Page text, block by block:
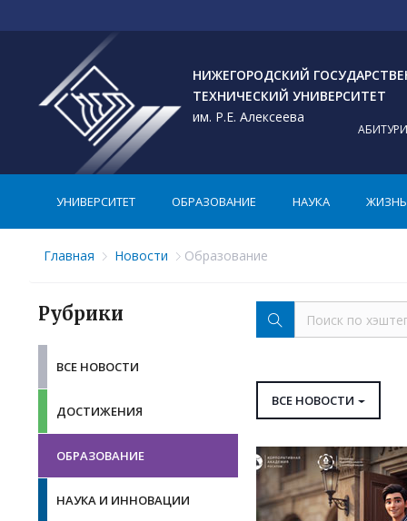
НИЖЕГОРОДСКИЙ
ТЕХНИЧЕСКИЙ УНИВЕРСИТЕТ
им. Р.Е. Алексеева
УНИВЕРСИТЕТ ОБРАЗОВАНИЕ НАУКА ЖИЗНЬ
Главная Новости Образование
Рубрики
ВСЕ НОВОСТИ
ДОСТИЖЕНИЯ
ОБРАЗОВАНИЕ
НАУКА И ИННОВАЦИИ
ВСЕ НОВОСТИ